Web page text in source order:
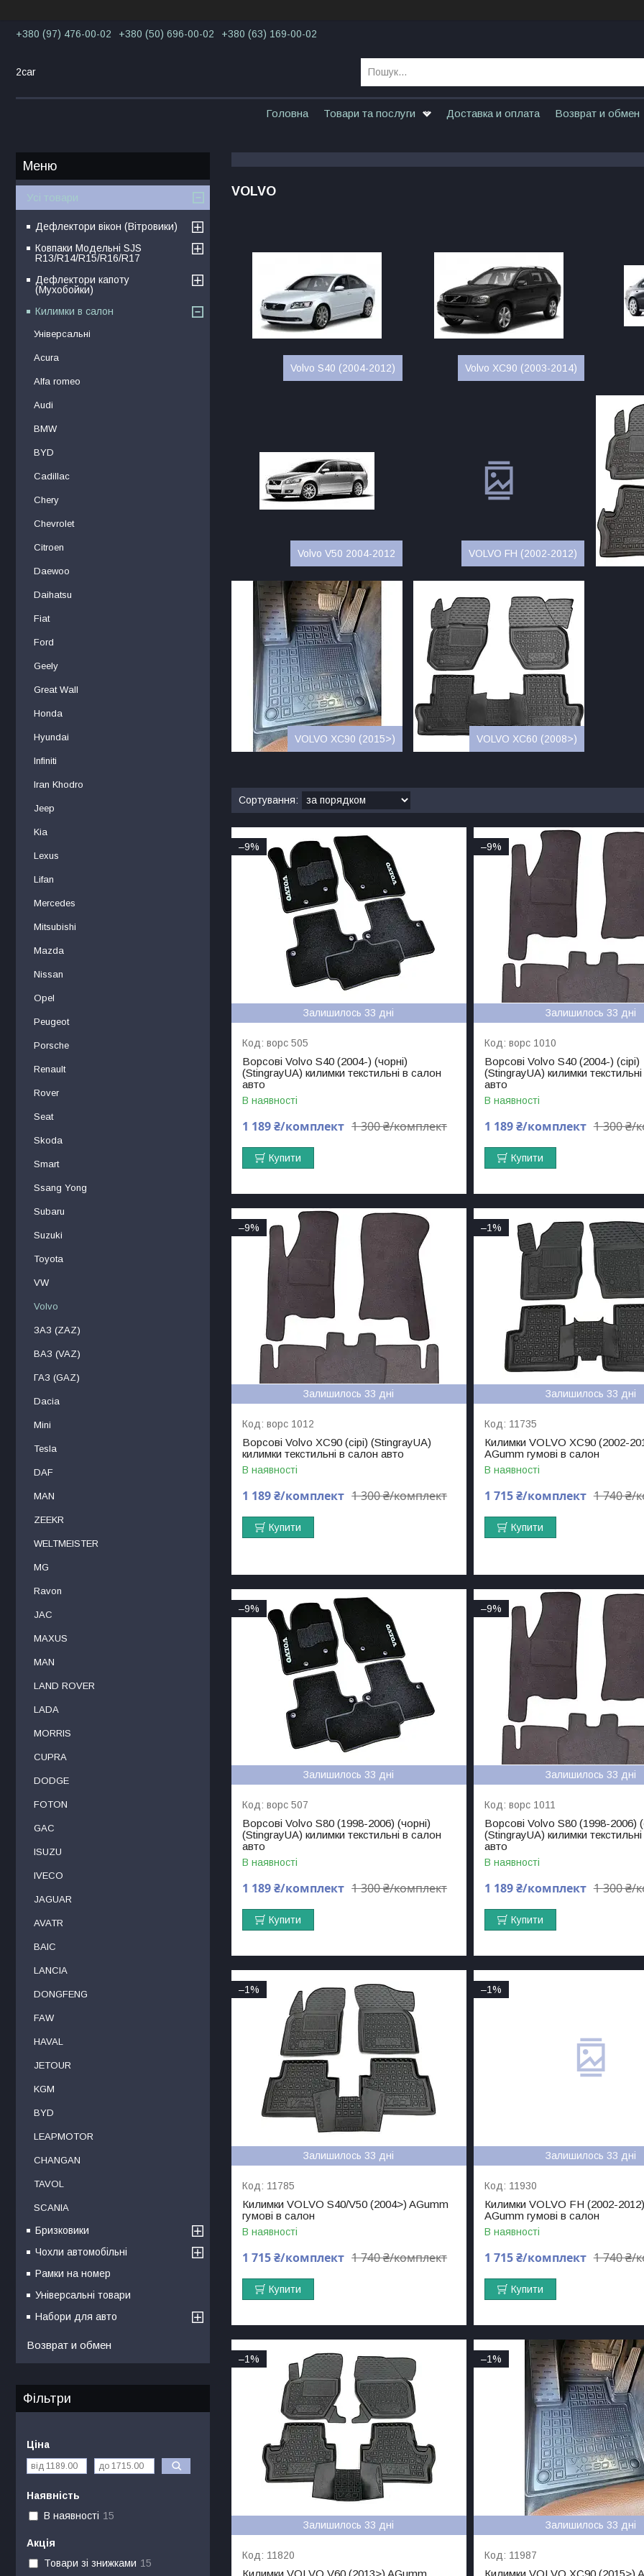
+380 (97) 476-00-02 +380 (50) 696-00-02 +380 (63) 169-00-02
2car
Головна Товари та послуги Доставка и оплата Возврат и обмен
VOLVO
Volvo S40 (2004-2012) Volvo XC90 (2003-2014)
Volvo V50 2004-2012 VOLVO FH (2002-2012)
VOLVO XC90 (2015>) VOLVO XC60 (2008>)
–9%
Залишилось 33 дні
ворс 505
Ворсові Volvo S40 (2004-) (чорні)
(StingrayUA) килимки текстильні в салон
авто
В наявності
1 300 ₴/комплект
1 189 ₴/комплект
Купити
–9%
Залишилось 33 дні
ворс 1010
Ворсові Volvo S40 (2004-) (сірі)
(StingrayUA) килимки
авто
В наявності
1 300 ₴/
1 189 ₴/комплект
Купити
–9%
Залишилось 33 дні
ворс 1012
Ворсові Volvo ХC90 (сірі) (StingrayUA)
килимки текстильні в салон авто
В наявності
1 300 ₴/комплект
1 189 ₴/комплект
Купити
–1%
Залишилось 33 дні
11735
Килимки VOLVO XC90 (2002-
AGumm гумові в салон
В наявності
1 740 ₴/
1 715 ₴/комплект
Купити
–9%
Залишилось 33 дні
ворс 507
Ворсові Volvo S80 (1998-2006) (чорні)
(StingrayUA) килимки текстильні в салон
авто
В наявності
1 300 ₴/комплект
1 189 ₴/комплект
Купити
–9%
Залишилось 33 дні
ворс 1011
Ворсові Volvo S80 (1998-2006)
(StingrayUA) килимки
авто
В наявності
1 300 ₴/
1 189 ₴/комплект
Купити
–1%
Залишилось 33 дні
11785
Килимки VOLVO S40/V50 (2004>) AGumm
гумові в салон
В наявності
1 740 ₴/комплект
1 715 ₴/комплект
Купити
–1%
Залишилось 33 дні
11930
Килимки VOLVO FH (2002-
AGumm гумові в салон
В наявності
1 740 ₴/
1 715 ₴/комплект
Купити
–1%
Залишилось 33 дні
11820
Килимки VOLVO V60 (2013>) AGumm
–1%
Залишилось 33 дні
11987
Килимки VOLVO XC90 (2015>)
Усі товари
Дефлектори вікон (Вітровики)
Ковпаки Модельні SJS
R13/R14/R15/R16/R17
Дефлектори капоту
(Мухобойки)
Килимки в салон
Універсальні
Acura
Alfa romeo
Audi
BMW
BYD
Cadillac
Chery
Chevrolet
Citroen
Daewoo
Daihatsu
Fiat
Ford
Geely
Great Wall
Honda
Hyundai
Infiniti
Iran Khodro
Jeep
Kia
Lexus
Lifan
Mercedes
Mitsubishi
Mаzdа
Nissan
Opel
Peugeot
Porsche
Renault
Rover
Seat
Skoda
Smart
Ssang Yong
Subaru
Suzuki
Toyota
VW
Volvo
ЗАЗ (ZAZ)
ВАЗ (VAZ)
ГАЗ (GAZ)
Dacia
Mini
Tesla
DAF
МAN
ZEEKR
WELTMEISTER
MG
Ravon
JAC
MAXUS
MAN
LAND ROVER
LADA
MORRIS
CUPRA
DODGE
FOTON
GAC
ISUZU
IVECO
JAGUAR
AVATR
BAIC
LANCIA
DONGFENG
FAW
HAVAL
JETOUR
KGM
BYD
LEAPMOTOR
CHANGAN
TAVOL
SCANIA
Бризковики
Чохли автомобільні
Рамки на номер
Універсальні товари
Набори для авто
Возврат и обмен
Фільтри
Ціна
Наявність
В наявності 15
Акція
Товари зі знижками 15